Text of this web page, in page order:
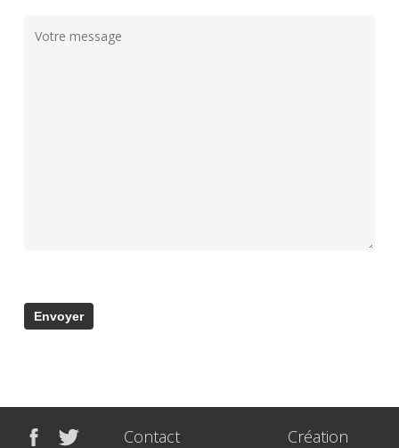
Contact
Création